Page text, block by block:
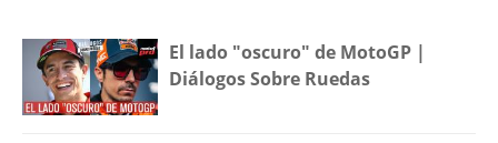
El lado "oscuro" de MotoGP |
Diálogos Sobre Ruedas